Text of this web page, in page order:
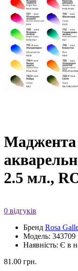
Маджента
2.5 мл.,
0 відгуків
Бренд Rosa
Модель: 343709
Наявність: Є в
81.00 грн.